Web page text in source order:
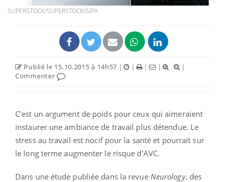
SUPERSTOCK/SUPERSTOCK/SIPA
Publié le 15.10.2015 à 14h57 | | | |
|
Commenter
C’est un argument de poids pour ceux qui aimeraient
instaurer une ambiance de travail plus détendue. Le
stress au travail est nocif pour la santé et pourrait sur
le long terme augmenter le risque d’AVC.
Dans une étude publiée dans la revue Neurology, des